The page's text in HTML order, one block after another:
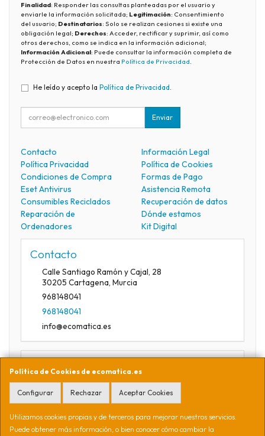
Política de Cookies de ecomatica.es
Configurar Rechazar Aceptar Cookies
Utilizamos cookies propias y de terceros para mejorar nuestros servicios.
Puede obtener más información, o bien conocer cómo cambiar la
Finalidad: Responder las consultas planteadas por el usuario y
enviarle la información solicitada; Legitimación: Consentimiento
del usuario; Destinatarios: Solo se realizan cesiones si existe una
obligación legal; Derechos: Acceder, rectificar y suprimir, así como
otros derechos, como se indica en la información adicional;
Información Adicional: Puede consultar la información completa de
Protección de Datos en nuestra Política de Privacidad.
He leído y acepto la Política de Privacidad
Enviar
Contacto
Información Legal
Política Privacidad
Política de Cookies
Condiciones de Compra
Formas de Pago
Eset Antivirus
Asistencia Remota
Consumibles Reciclados
Recuperación de datos
Reparación de
Ordenadores
Dónde estamos
Kit Digital
Contacto
Calle Santiago Ramón y Cajal, 28
30205 Cartagena, Murcia
968148041
968148041
info@ecomatica.es
Horario
09:30-13:30
Ecomática Soluciones Informáticas S.L. CIF B16941254. Calle